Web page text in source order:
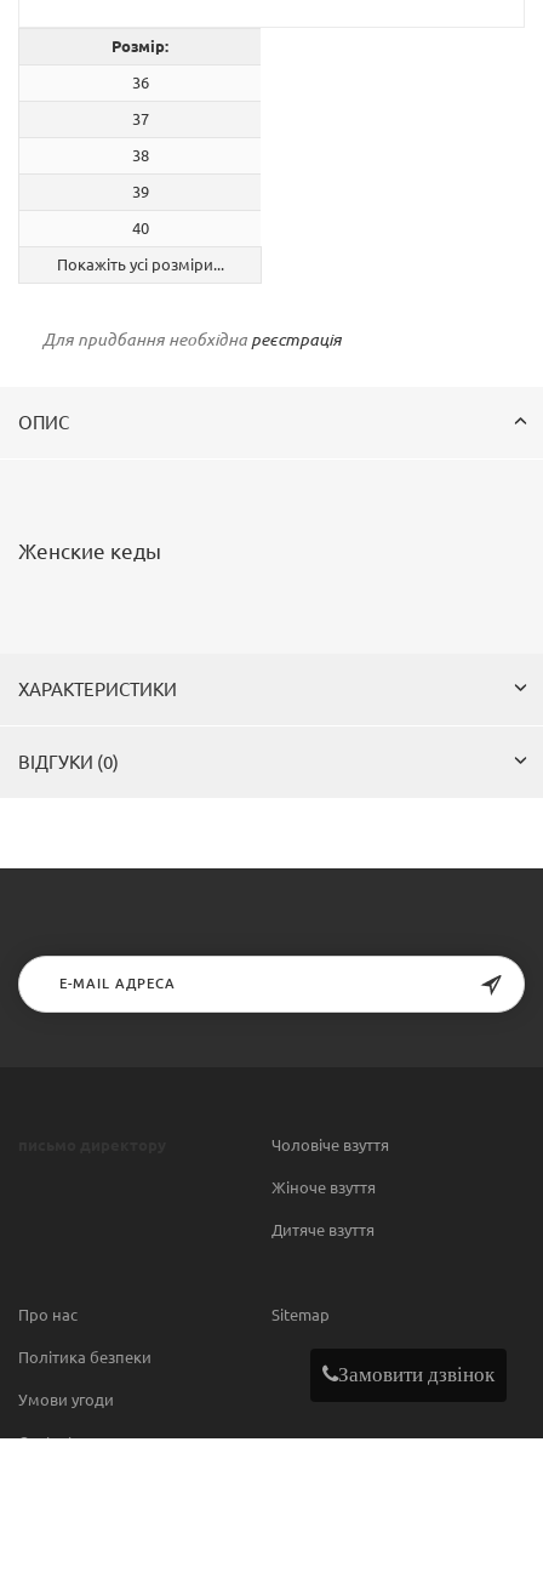
Розмір:
36
37
38
39
40
Покажіть усі розміри...
Для придбання необхідна реєстрація
ОПИС
Женские кеды
ХАРАКТЕРИСТИКИ
ВІДГУКИ (0)
Чоловіче взуття
Жіноче взуття
Дитяче взуття
Про нас
Політика безпеки
Умови угоди
Contact
Sitemap
Замовити дзвінок